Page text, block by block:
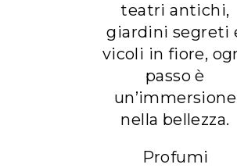
teatri antichi,
giardini segreti
vicoli in fiore,
passo è
un’immersione
nella bellezza.
Profumi